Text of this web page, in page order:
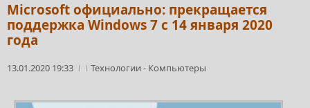
Microsoft официально: прекращается
поддержка Windows 7 с 14 января 2020
года
13.01.2020 19:33 Технологии- Компьютеры